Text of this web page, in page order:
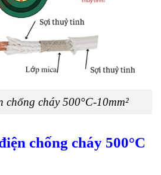
chống cháy 500°C-10mm²
chống cháy 500°C